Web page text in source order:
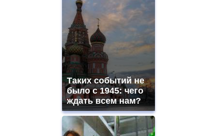
Таких событий не
было с 1945: чего
ждать всем нам?